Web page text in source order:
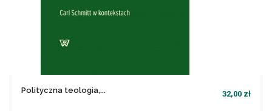
Polityczna teologia,... 32,00 zł